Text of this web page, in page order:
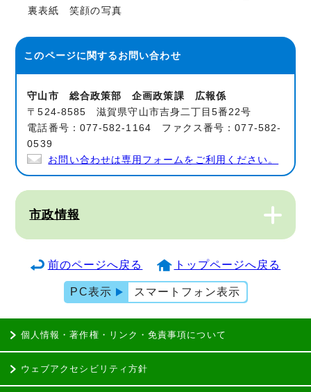
裏表紙 笑顔の写真
このページに関するお問い合わせ
守山市 総合政策部 企画政策課 広報係
〒524-8585 滋賀県守山市吉身二丁目5番22号
電話番号：077-582-1164 ファクス番号：077-582-
0539
お問い合わせは専用フォームをご利用ください。
市政情報
前のページへ戻る トップページへ戻る
PC表示 スマートフォン表示
個人情報・著作権・リンク・免責事項について
ウェブアクセシビリティ方針